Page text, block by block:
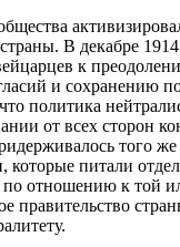
В декабре
к
и сохранению
политика
от всех сторон
того
которые питали
по отношению к той
правительство